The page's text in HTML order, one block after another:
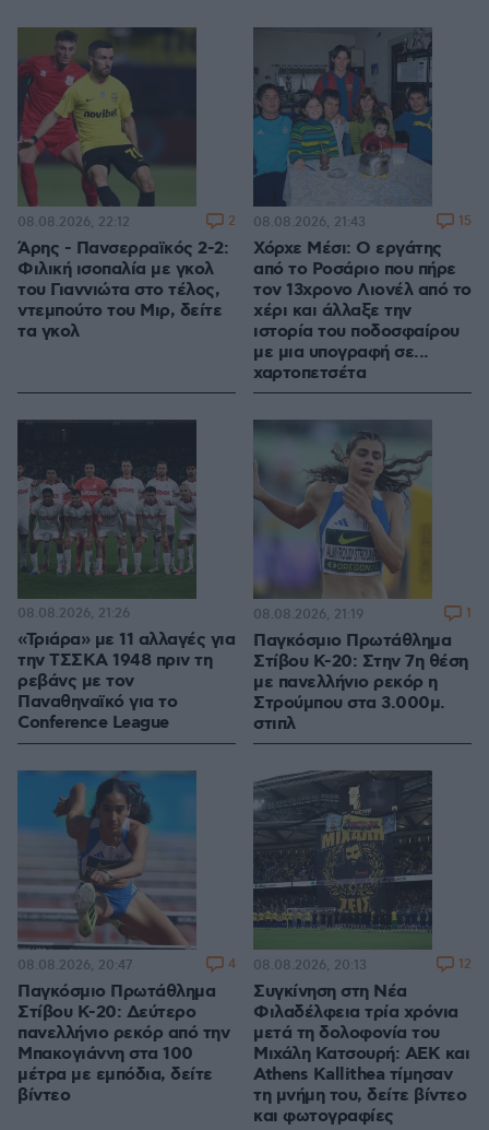
Άρης - Πανσερραϊκός 2-2:
Φιλική ισοπαλία με γκολ
του Γιαννιώτα στο τέλος,
ντεμπούτο του Μιρ, δείτε
τα γκολ
08.08.2026, 22:12 2
Χόρχε Μέσι: Ο εργάτης
από το Ροσάριο που πήρε
τον 13χρονο Λιονέλ από το
χέρι και άλλαξε την
ιστορία του ποδοσφαίρου
με μια υπογραφή σε...
χαρτοπετσέτα
08.08.2026, 21:43 15
«Τριάρα» με 11 αλλαγές για
την ΤΣΣΚΑ 1948 πριν τη
ρεβάνς με τον
Παναθηναϊκό για το
Conference League
08.08.2026, 21:26
Παγκόσμιο Πρωτάθλημα
Στίβου Κ-20: Στην 7η θέση
με πανελλήνιο ρεκόρ η
Στρούμπου στα 3.000μ.
στιπλ
08.08.2026, 21:19 1
Παγκόσμιο Πρωτάθλημα
Στίβου Κ-20: Δεύτερο
πανελλήνιο ρεκόρ από την
Μπακογιάννη στα 100
μέτρα με εμπόδια, δείτε
βίντεο
08.08.2026, 20:47 4
Συγκίνηση στη Νέα
Φιλαδέλφεια τρία χρόνια
μετά τη δολοφονία του
Μιχάλη Κατσουρή: ΑΕΚ και
Athens Kallithea τίμησαν
τη μνήμη του, δείτε βίντεο
και φωτογραφίες
08.08.2026, 20:13 12